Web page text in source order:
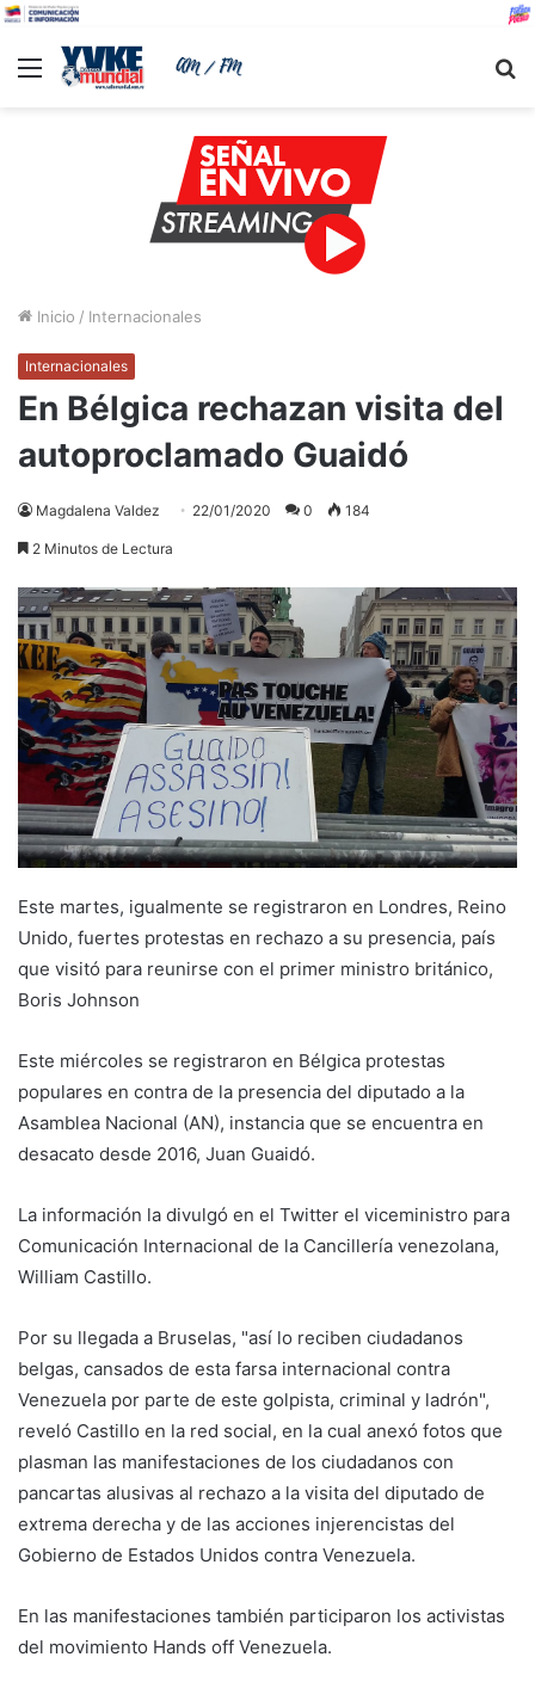
Menu
Inicio / Internacionales
Internacionales
En Bélgica rechazan visita del
autoproclamado Guaidó
Magdalena Valdez 22/01/2020 0 184
2 Minutos de Lectura
Este martes, igualmente se registraron en Londres, Reino
Unido, fuertes protestas en rechazo a su presencia, país
que visitó para reunirse con el primer ministro británico,
Boris Johnson
Este miércoles se registraron en Bélgica protestas
populares en contra de la presencia del diputado a la
Asamblea Nacional (AN), instancia que se encuentra en
desacato desde 2016, Juan Guaidó.
La información la divulgó en el Twitter el viceministro para
Comunicación Internacional de la Cancillería venezolana,
William Castillo.
Por su llegada a Bruselas, "así lo reciben ciudadanos
belgas, cansados de esta farsa internacional contra
Venezuela por parte de este golpista, criminal y ladrón",
reveló Castillo en la red social, en la cual anexó fotos que
plasman las manifestaciones de los ciudadanos con
pancartas alusivas al rechazo a la visita del diputado de
extrema derecha y de las acciones injerencistas del
Gobierno de Estados Unidos contra Venezuela.
En las manifestaciones también participaron los activistas
del movimiento Hands off Venezuela.